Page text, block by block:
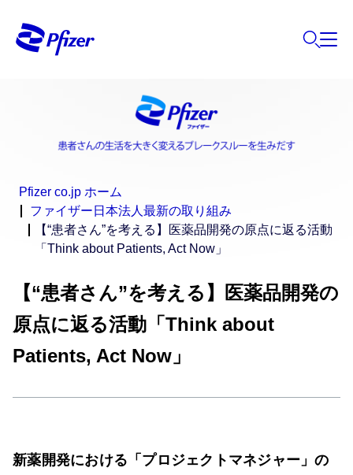
Pfizer co.jp ホーム
ファイザー日本法人最新の取り組み
【“患者さん”を考える】医薬品開発の原点に返る活動
「Think about Patients, Act Now」
【“患者さん”を考える】医薬品開発の
原点に返る活動「Think about
Patients, Act Now」
新薬開発における「プロジェクトマネジャー」の